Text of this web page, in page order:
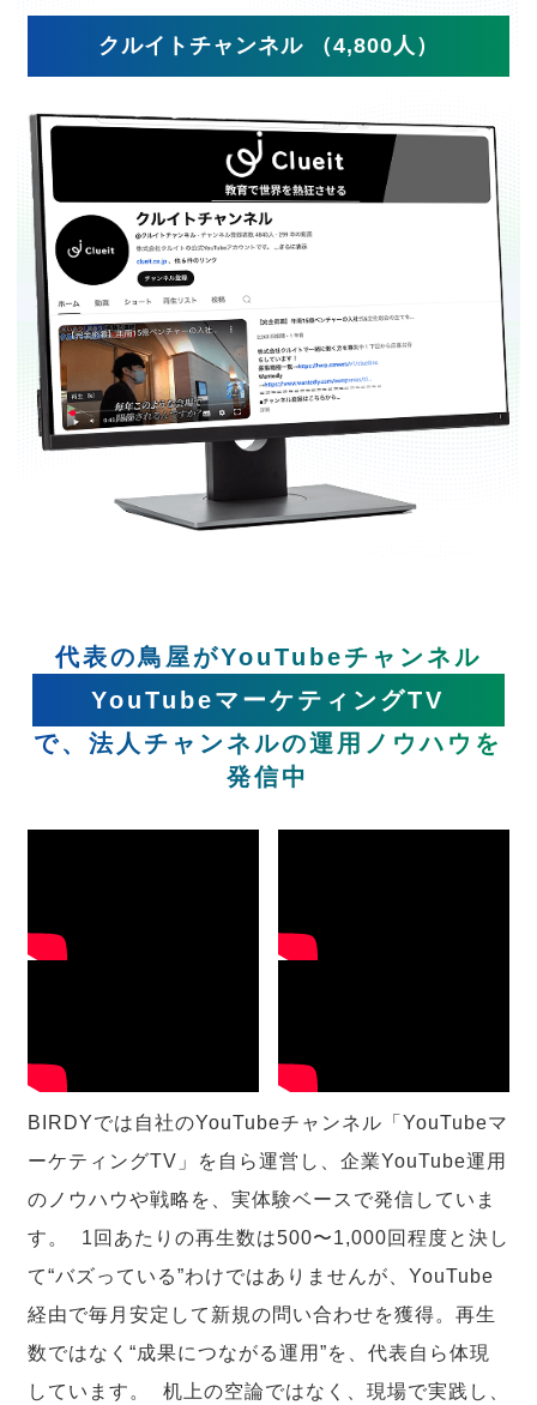
クルイトチャンネル （4,800人）
代表の鳥屋がYouTubeチャンネル
YouTubeマーケティングTV
で、法人チャンネルの運用ノウハウを
発信中
BIRDYでは自社のYouTubeチャンネル「YouTubeマ
ーケティングTV」を自ら運営し、企業YouTube運用
のノウハウや戦略を、実体験ベースで発信していま
す。 1回あたりの再生数は500〜1,000回程度と決し
て“バズっている”わけではありませんが、YouTube
経由で毎月安定して新規の問い合わせを獲得。再生
数ではなく“成果につながる運用”を、代表自ら体現
しています。 机上の空論ではなく、現場で実践し、